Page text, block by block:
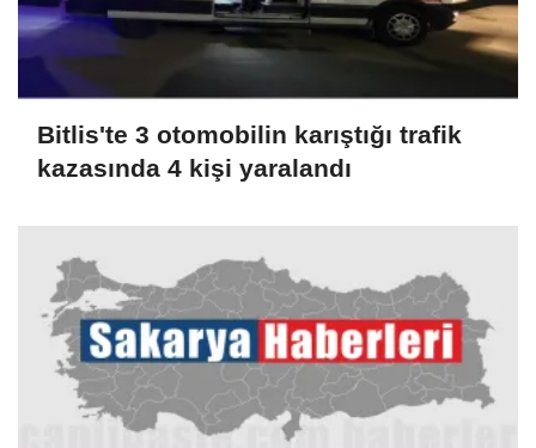
Bitlis'te 3 otomobilin karıştığı trafik
kazasında 4 kişi yaralandı